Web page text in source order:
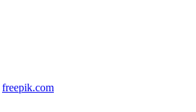
freepik.com